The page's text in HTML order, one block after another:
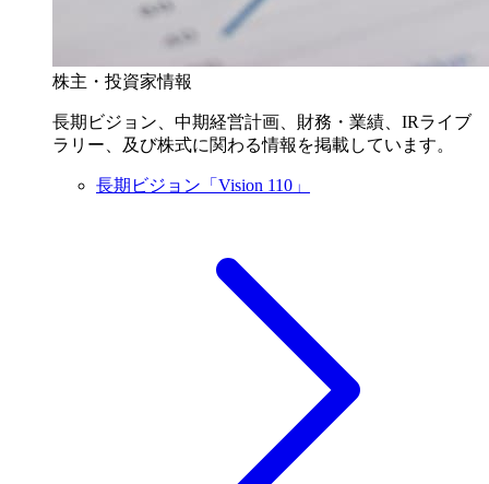
株主・投資家情報
長期ビジョン、中期経営計画、財務・業績、IRライブ
ラリー、及び株式に関わる情報を掲載しています。
長期ビジョン「Vision 110」